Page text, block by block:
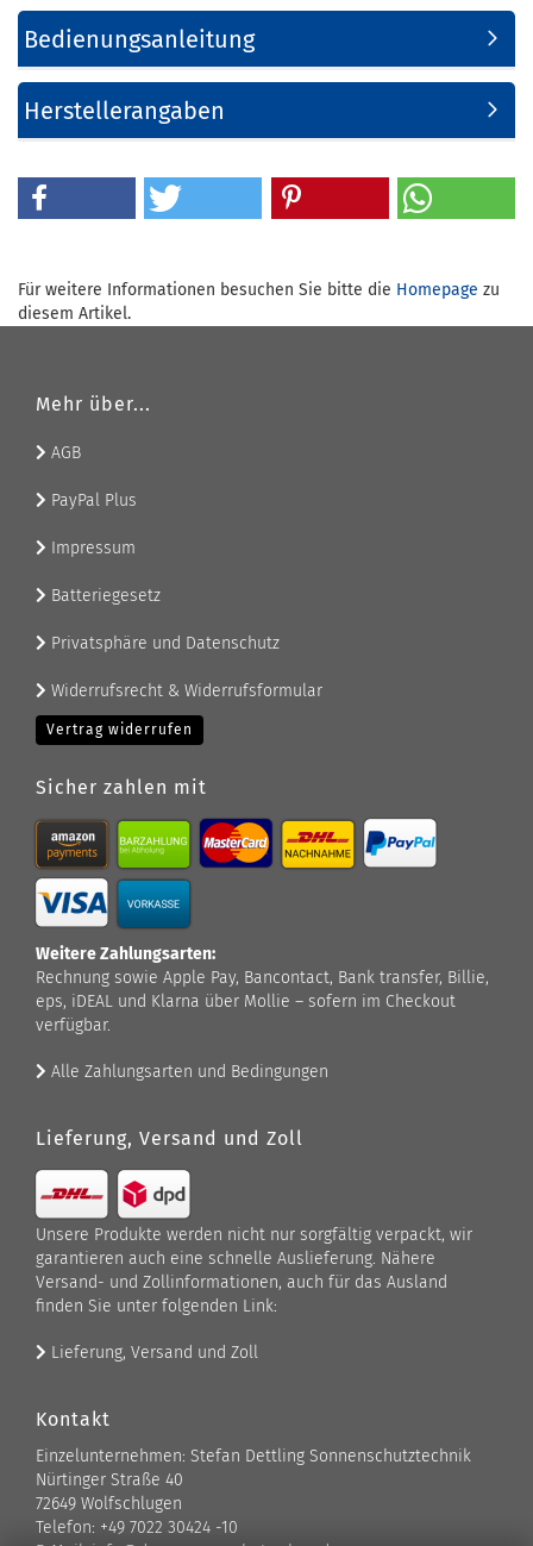
Bedienungsanleitung
Herstellerangaben
Für weitere Informationen besuchen Sie bitte die Homepage zu
diesem Artikel.
Mehr über...
AGB
PayPal Plus
Impressum
Batteriegesetz
Privatsphäre und Datenschutz
Widerrufsrecht & Widerrufsformular
Vertrag widerrufen
Sicher zahlen mit
Weitere Zahlungsarten:
Rechnung sowie Apple Pay, Bancontact, Bank transfer, Billie,
eps, iDEAL und Klarna über Mollie – sofern im Checkout
verfügbar.
Alle Zahlungsarten und Bedingungen
Lieferung, Versand und Zoll
Unsere Produkte werden nicht nur sorgfältig verpackt, wir
garantieren auch eine schnelle Auslieferung. Nähere
Versand- und Zollinformationen, auch für das Ausland
finden Sie unter folgenden Link:
Lieferung, Versand und Zoll
Kontakt
Einzelunternehmen: Stefan Dettling Sonnenschutztechnik
Nürtinger Straße 40
72649 Wolfschlugen
Telefon: +49 7022 30424 -10